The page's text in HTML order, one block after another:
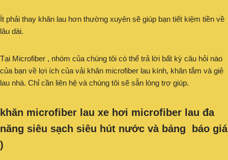
Ít phải thay khăn lau hơn thường xuyên sẽ giúp bạn tiết kiệm tiền về
lâu dài.
Tại Microfiber , nhóm của chúng tôi có thể trả lời bất kỳ câu hỏi nào
của bạn về lợi ích của vải khăn microfiber lau kính, khăn tắm và giẻ
lau nhà. Chỉ cần liên hệ và chúng tôi sẽ sẵn lòng trợ giúp.
khăn microfiber lau xe hơi microfiber lau đa
năng siêu sạch siêu hút nước và bảng báo giá
)